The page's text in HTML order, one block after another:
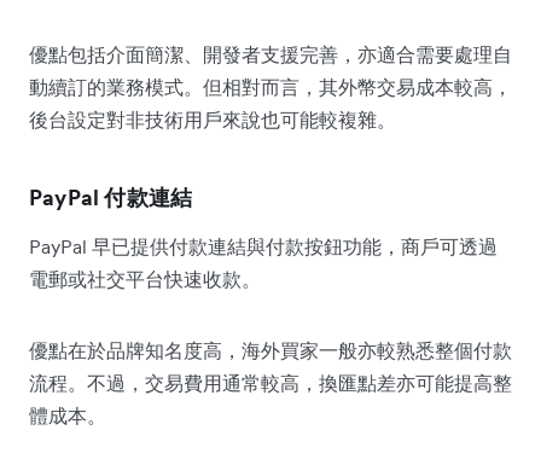
優點包括介面簡潔、開發者支援完善，亦適合需要處理自
動續訂的業務模式。但相對而言，其外幣交易成本較高，
後台設定對非技術用戶來說也可能較複雜。
PayPal 付款連結
PayPal 早已提供付款連結與付款按鈕功能，商戶可透過
電郵或社交平台快速收款。
優點在於品牌知名度高，海外買家一般亦較熟悉整個付款
流程。不過，交易費用通常較高，換匯點差亦可能提高整
體成本。